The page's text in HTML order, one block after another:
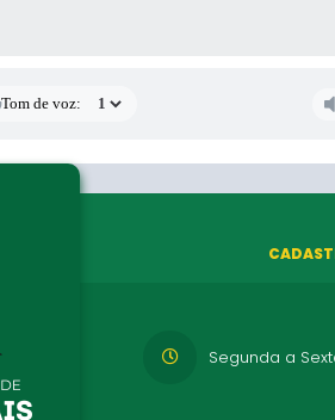
Tom de voz:
Segunda a